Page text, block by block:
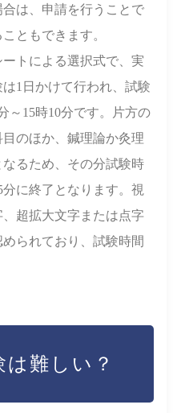
は、申請を行うことで
ともできます。
トによる選択式で、実
1日かけて行われ、試験
～15時10分です。片方の
のほか、鍼理論か灸理
るため、その分試験時
に終了となります。視
超拡大文字または点字
られており、試験時間
難しい？